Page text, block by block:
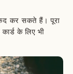
कर सकते हैं। पूरा
के लिए भी